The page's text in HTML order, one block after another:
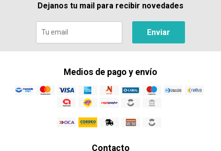
Dejanos tu mail para recibir novedades
Enviar
Medios de pago y envío
Contacto